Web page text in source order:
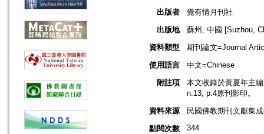
出版者
覺有情月刊社
出版地
蘇州, 中國 [Suzhou,
資料類型
期刊論文=Journal
使用語言
中文=Chinese
附註項
本文收錄於黃夏年主
n.13, p.4原刊影印。
資料來源
民國佛教期刊文獻集
點閱次數
344